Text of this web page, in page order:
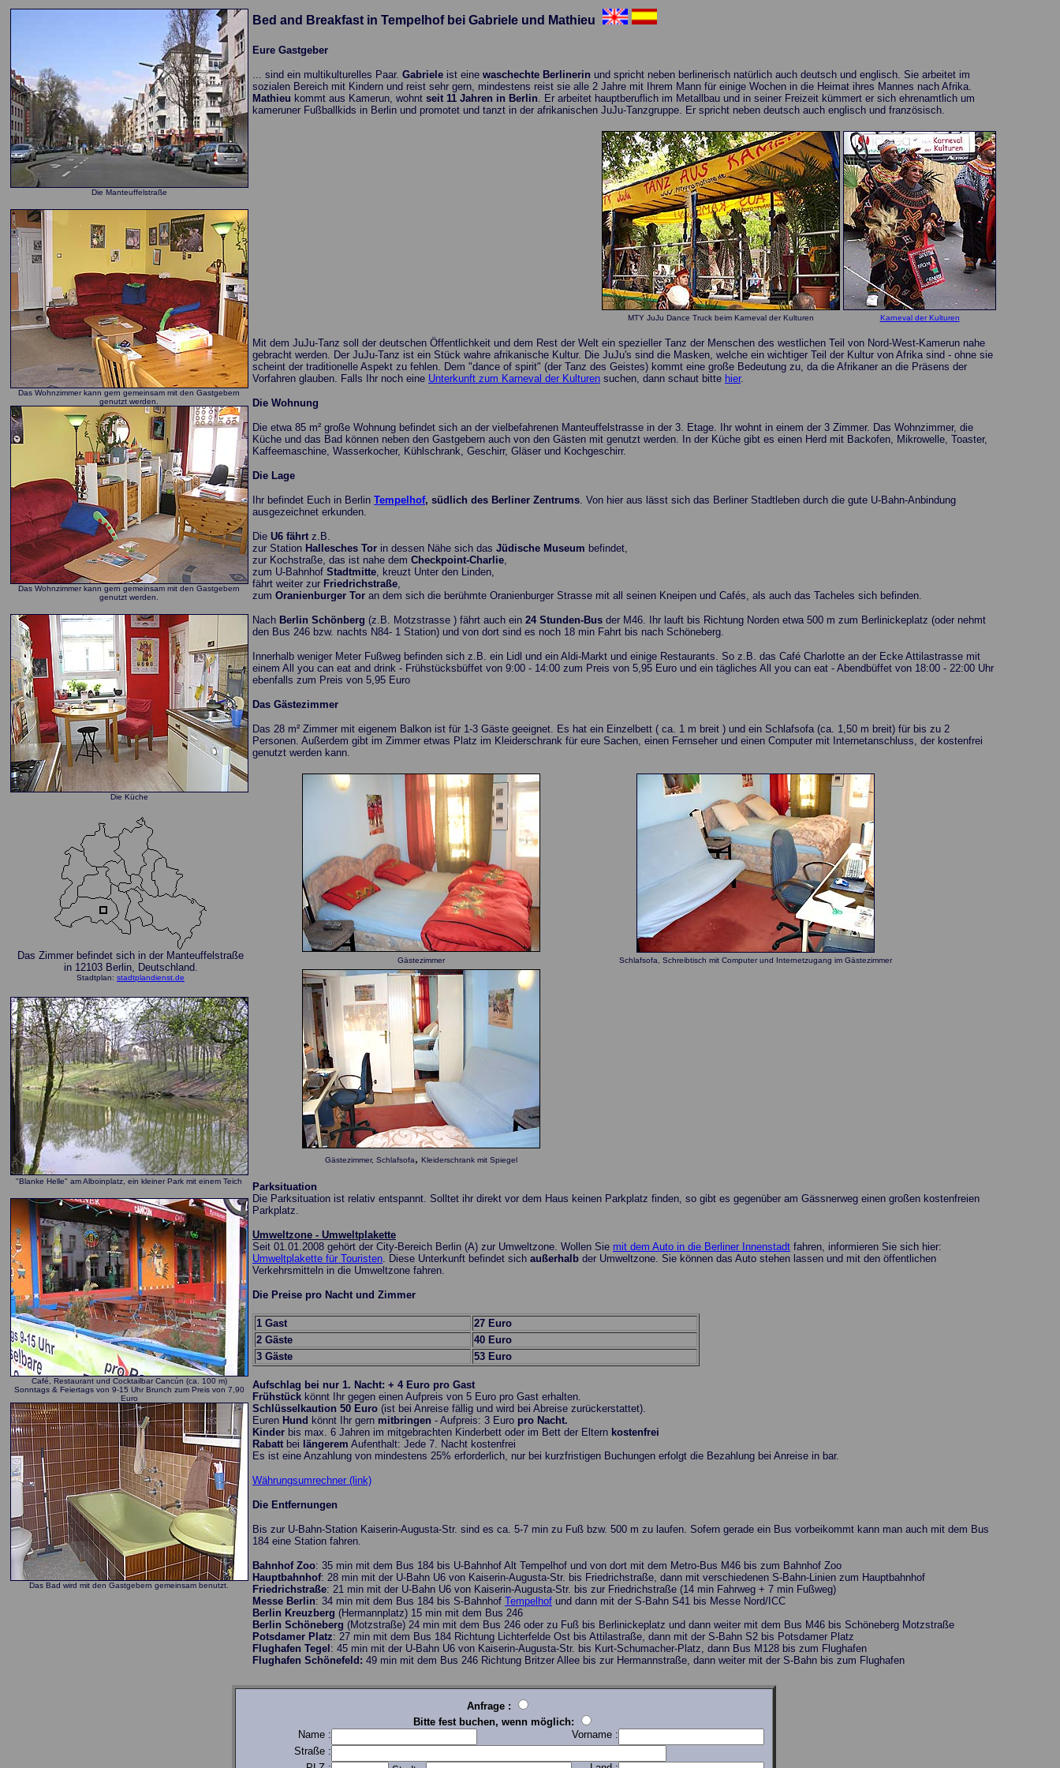
Die Manteuffelstraße
Das Wohnzimmer kann gern gemeinsam mit den Gastgebern
genutzt werden.
Das Wohnzimmer kann gern gemeinsam mit den Gastgebern
genutzt werden.
Die Küche
Das Zimmer befindet sich in der Manteuffelstraße
in 12103 Berlin, Deutschland.
Stadtplan: stadtplandienst.de
"Blanke Helle" am Alboinplatz, ein kleiner Park mit einem Teich
Café , Restaurant und Cocktailbar Cancún (ca. 100 m)
Sonntags & Feiertags von 9-15 Uhr Brunch zum Preis von 7,90
Euro
Das Bad wird mit den Gastgebern gemeinsam benutzt.
Bed and Breakfast in Tempelhof bei Gabriele und Mathieu
Eure Gastgeber
... sind ein multikulturelles Paar. Gabriele ist eine waschechte Berlinerin und spricht neben berlinerisch natürlich auch deutsch und englisch. Sie arbeitet im
sozialen Bereich mit Kindern und reist sehr gern, mindestens reist sie alle 2 Jahre mit Ihrem Mann für einige Wochen in die Heimat ihres Mannes nach Afrika.
Mathieu kommt aus Kamerun, wohnt seit 11 Jahren in Berlin. Er arbeitet hauptberuflich im Metallbau und in seiner Freizeit kümmert er sich ehrenamtlich um
kameruner Fußballkids in Berlin und promotet und tanzt in der afrikanischen JuJu-Tanzgruppe. Er spricht neben deutsch auch englisch und französisch.
MTY JuJu Dance Truck beim Karneval der Kulturen Karneval der Kulturen
Mit dem JuJu-Tanz soll der deutschen Öffentlichkeit und dem Rest der Welt ein spezieller Tanz der Menschen des westlichen Teil von Nord-West-Kamerun nahe
gebracht werden. Der JuJu-Tanz ist ein Stück wahre afrikanische Kultur. Die JuJu's sind die Masken, welche ein wichtiger Teil der Kultur von Afrika sind - ohne sie
scheint der traditionelle Aspekt zu fehlen. Dem "dance of spirit" (der Tanz des Geistes) kommt eine große Bedeutung zu, da die Afrikaner an die Präsens der
Vorfahren glauben. Falls Ihr noch eine Unterkunft zum Karneval der Kulturen suchen, dann schaut bitte hier.
Die Wohnung
Die etwa 85 m² große Wohnung befindet sich an der vielbefahrenen Manteuffelstrasse in der 3. Etage. Ihr wohnt in einem der 3 Zimmer. Das Wohnzimmer, die
Küche und das Bad können neben den Gastgebern auch von den Gästen mit genutzt werden. In der Küche gibt es einen Herd mit Backofen, Mikrowelle, Toaster,
Kaffeemaschine, Wasserkocher, Kühlschrank, Geschirr, Gläser und Kochgeschirr.
Die Lage
Ihr befindet Euch in Berlin Tempelhof, südlich des Berliner Zentrums. Von hier aus lässt sich das Berliner Stadtleben durch die gute U-Bahn-Anbindung
ausgezeichnet erkunden.
Die U6 fährt z.B.
zur Station Hallesches Tor in dessen Nähe sich das Jüdische Museum befindet,
zur Kochstraße, das ist nahe dem Checkpoint-Charlie,
zum U-Bahnhof Stadtmitte, kreuzt Unter den Linden,
fährt weiter zur Friedrichstraße,
zum Oranienburger Tor an dem sich die berühmte Oranienburger Strasse mit all seinen Kneipen und Cafés, als auch das Tacheles sich befinden.
Nach Berlin Schönberg (z.B. Motzstrasse ) fährt auch ein 24 Stunden-Bus der M46. Ihr lauft bis Richtung Norden etwa 500 m zum Berlinickeplatz (oder nehmt
den Bus 246 bzw. nachts N84- 1 Station) und von dort sind es noch 18 min Fahrt bis nach Schöneberg.
Innerhalb weniger Meter Fußweg befinden sich z.B. ein Lidl und ein Aldi-Markt und einige Restaurants. So z.B. das Café Charlotte an der Ecke Attilastrasse mit
einem All you can eat and drink - Frühstücksbüffet von 9:00 - 14:00 zum Preis von 5,95 Euro und ein tägliches All you can eat - Abendbüffet von 18:00 - 22:00 Uhr
ebenfalls zum Preis von 5,95 Euro
Das Gästezimmer
Das 28 m² Zimmer mit eigenem Balkon ist für 1-3 Gäste geeignet. Es hat ein Einzelbett ( ca. 1 m breit ) und ein Schlafsofa (ca. 1,50 m breit) für bis zu 2
Personen. Außerdem gibt im Zimmer etwas Platz im Kleiderschrank für eure Sachen, einen Fernseher und einen Computer mit Internetanschluss, der kostenfrei
genutzt werden kann.
Gästezimmer Schlafsofa, Schreibtisch mit Computer und Internetzugang im Gästezimmer
Gästezimmer, Schlafsofa, Kleiderschrank mit Spiegel
Parksituation
Die Parksituation ist relativ entspannt. Solltet ihr direkt vor dem Haus keinen Parkplatz finden, so gibt es gegenüber am Gässnerweg einen großen kostenfreien
Parkplatz.
Umweltzone - Umweltplakette
Seit 01.01.2008 gehört der City-Bereich Berlin (A) zur Umweltzone. Wollen Sie mit dem Auto in die Berliner Innenstadt fahren, informieren Sie sich hier:
Umweltplakette für Touristen. Diese Unterkunft befindet sich außerhalb der Umweltzone. Sie können das Auto stehen lassen und mit den öffentlichen
Verkehrsmitteln in die Umweltzone fahren.
Die Preise pro Nacht und Zimmer
1 Gast
27 Euro
2 Gäste
40 Euro
3 Gäste
53 Euro
Aufschlag bei nur 1. Nacht: + 4 Euro pro Gast
Frühstück könnt Ihr gegen einen Aufpreis von 5 Euro pro Gast erhalten.
Schlüsselkaution 50 Euro (ist bei Anreise fällig und wird bei Abreise zurückerstattet).
Euren Hund könnt Ihr gern mitbringen - Aufpreis: 3 Euro pro Nacht.
Kinder bis max. 6 Jahren im mitgebrachten Kinderbett oder im Bett der Eltern kostenfrei
Rabatt bei längerem Aufenthalt: Jede 7. Nacht kostenfrei
Es ist eine Anzahlung von mindestens 25% erforderlich, nur bei kurzfristigen Buchungen erfolgt die Bezahlung bei Anreise in bar.
Währungsumrechner (link)
Die Entfernungen
Bis zur U-Bahn-Station Kaiserin-Augusta-Str. sind es ca. 5-7 min zu Fuß bzw. 500 m zu laufen. Sofern gerade ein Bus vorbeikommt kann man auch mit dem Bus
184 eine Station fahren.
Bahnhof Zoo: 35 min mit dem Bus 184 bis U-Bahnhof Alt Tempelhof und von dort mit dem Metro-Bus M46 bis zum Bahnhof Zoo
Hauptbahnhof: 28 min mit der U-Bahn U6 von Kaiserin-Augusta-Str. bis Friedrichstraße, dann mit verschiedenen S-Bahn-Linien zum Hauptbahnhof
Friedrichstraße: 21 min mit der U-Bahn U6 von Kaiserin-Augusta-Str. bis zur Friedrichstraße (14 min Fahrweg + 7 min Fußweg)
Messe Berlin: 34 min mit dem Bus 184 bis S-Bahnhof Tempelhof und dann mit der S-Bahn S41 bis Messe Nord/ICC
Berlin Kreuzberg (Hermannplatz) 15 min mit dem Bus 246
Berlin Schöneberg (Motzstraße) 24 min mit dem Bus 246 oder zu Fuß bis Berlinickeplatz und dann weiter mit dem Bus M46 bis Schöneberg Motzstraße
Potsdamer Platz: 27 min mit dem Bus 184 Richtung Lichterfelde Ost bis Attilastraße, dann mit der S-Bahn S2 bis Potsdamer Platz
Flughafen Tegel : 45 min mit der U-Bahn U6 von Kaiserin-Augusta-Str. bis Kurt-Schumacher-Platz, dann Bus M128 bis zum Flughafen
Flughafen Schönefeld: 49 min mit dem Bus 246 Richtung Britzer Allee bis zur Hermannstraße, dann weiter mit der S-Bahn bis zum Flughafen
Anfrage :
Bitte fest buchen, wenn möglich:
Name :
Vorname :
Straße :